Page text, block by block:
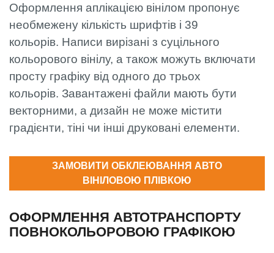
Оформлення аплікацією вінілом пропонує
необмежену кількість шрифтів і 39
кольорів. Написи вирізані з суцільного
кольорового вінілу, а також можуть включати
просту графіку від одного до трьох
кольорів. Завантажені файли мають бути
векторними, а дизайн не може містити
градієнти, тіні чи інші друковані елементи.
ЗАМОВИТИ ОБКЛЕЮВАННЯ АВТО
ВІНІЛОВОЮ ПЛІВКОЮ
ОФОРМЛЕННЯ АВТОТРАНСПОРТУ
ПОВНОКОЛЬОРОВОЮ ГРАФІКОЮ